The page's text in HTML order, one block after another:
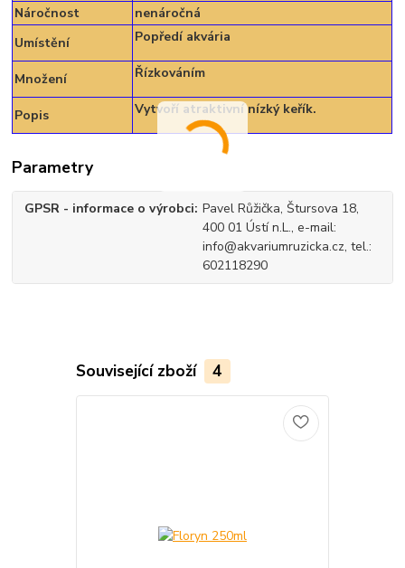
Náročnost
nenáročná
Umístění
Popředí akvária
Množení Řízkováním
Popis Vytvoří atraktivní nízký keřík.
Parametry
GPSR - informace o výrobci Pavel Růžička, Štursova 18,
400 01 Ústí n.L., e-mail:
info@akvariumruzicka.cz, tel.:
602118290
Související zboží 4